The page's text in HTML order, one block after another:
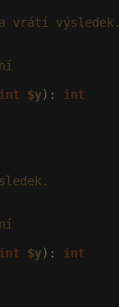
vrátí výsledek.
int $y): int
int $y): int